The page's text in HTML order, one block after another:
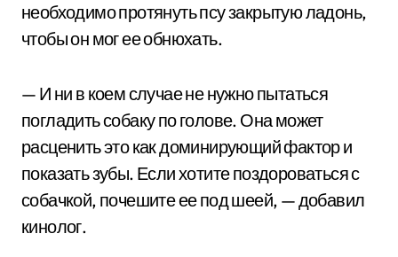
необходимо протянуть псу закрытую ладонь,
чтобы он мог ее обнюхать.
— И ни в коем случае не нужно пытаться
погладить собаку по голове. Она может
расценить это как доминирующий фактор и
показать зубы. Если хотите поздороваться с
собачкой, почешите ее под шеей, — добавил
кинолог.